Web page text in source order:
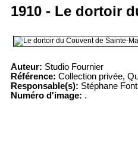
1910 - Le dortoir
Auteur: Studio Fournier
Référence: Collection privée,
Responsable(s): Stéphane
Numéro d'image: .